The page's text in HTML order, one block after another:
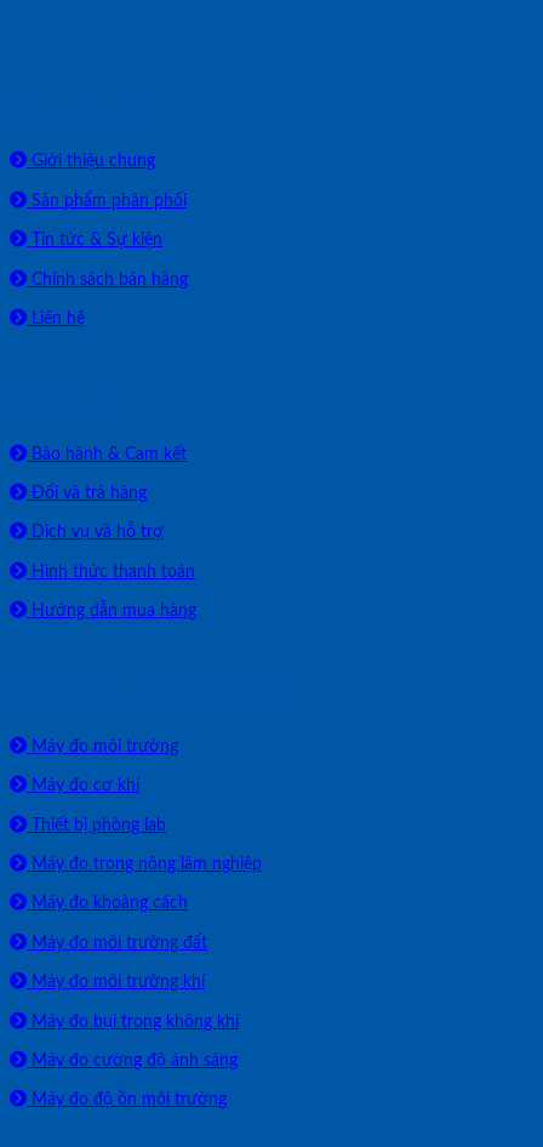
Giới thiệu chung
Sản phẩm phân phối
Tin tức & Sự kiện
Chính sách bán hàng
Liên hệ
Bảo hành & Cam kết
Đổi và trả hàng
Dịch vụ và hỗ trợ
Hình thức thanh toán
Hướng dẫn mua hàng
Máy đo môi trường
Máy đo cơ khí
Thiết bị phòng lab
Máy đo trong nông lâm nghiệp
Máy đo khoảng cách
Máy đo môi trường đất
Máy đo môi trường khí
Máy đo bụi trong không khí
Máy đo cường độ ánh sáng
Máy đo độ ồn môi trường